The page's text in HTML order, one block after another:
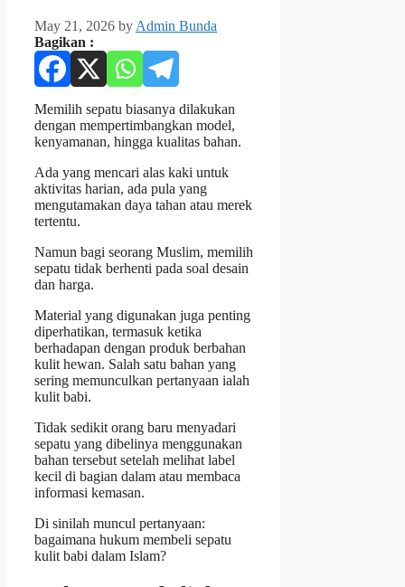
May 21, 2026 by Admin Bunda
Bagikan :
Memilih sepatu biasanya dilakukan
dengan mempertimbangkan model,
kenyamanan, hingga kualitas bahan.
Ada yang mencari alas kaki untuk
aktivitas harian, ada pula yang
mengutamakan daya tahan atau merek
tertentu.
Namun bagi seorang Muslim, memilih
sepatu tidak berhenti pada soal desain
dan harga.
Material yang digunakan juga penting
diperhatikan, termasuk ketika
berhadapan dengan produk berbahan
kulit hewan. Salah satu bahan yang
sering memunculkan pertanyaan ialah
kulit babi.
Tidak sedikit orang baru menyadari
sepatu yang dibelinya menggunakan
bahan tersebut setelah melihat label
kecil di bagian dalam atau membaca
informasi kemasan.
Di sinilah muncul pertanyaan:
bagaimana hukum membeli sepatu
kulit babi dalam Islam?